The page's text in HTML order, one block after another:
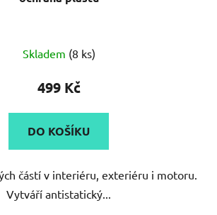
hodnocení
produktu
5,0
z
hvězdiček.
Skladem (8 ks)
499 Kč
DO KOŠÍKU
částí v interiéru, exteriéru i motoru.
Vytváří antistatický...